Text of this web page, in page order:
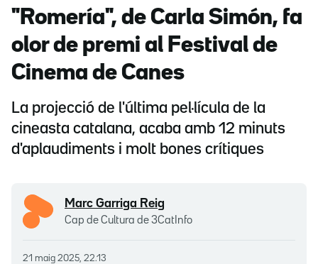
"Romería", de Carla Simón, fa
olor de premi al Festival de
Cinema de Canes
La projecció de l'última pel·lícula de la
cineasta catalana, acaba amb 12 minuts
d'aplaudiments i molt bones crítiques
Marc Garriga Reig
Cap de Cultura de 3CatInfo
21 maig 2025, 22.13